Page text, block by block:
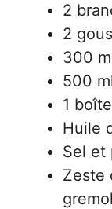
2
2
300
500
1
Huile
Sel et
Zeste